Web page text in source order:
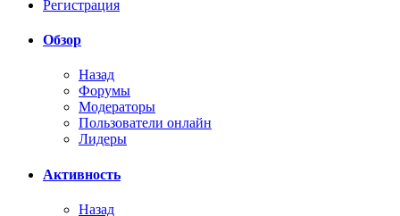
Регистрация
Обзор
Назад
Форумы
Модераторы
Пользователи онлайн
Лидеры
Активность
Назад